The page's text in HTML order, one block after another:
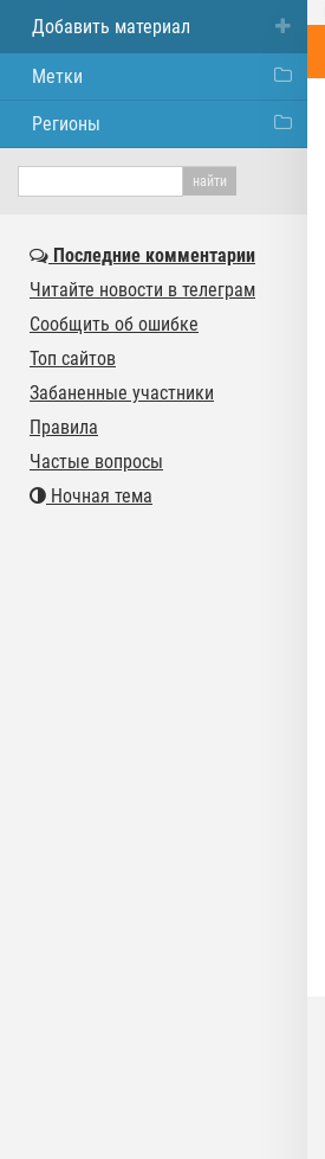
Добавить материал
Метки
Регионы
Последние комментарии
Читайте новости в телеграм
Сообщить об ошибке
Топ сайтов
Забаненные участники
Правила
Частые вопросы
Ночная тема